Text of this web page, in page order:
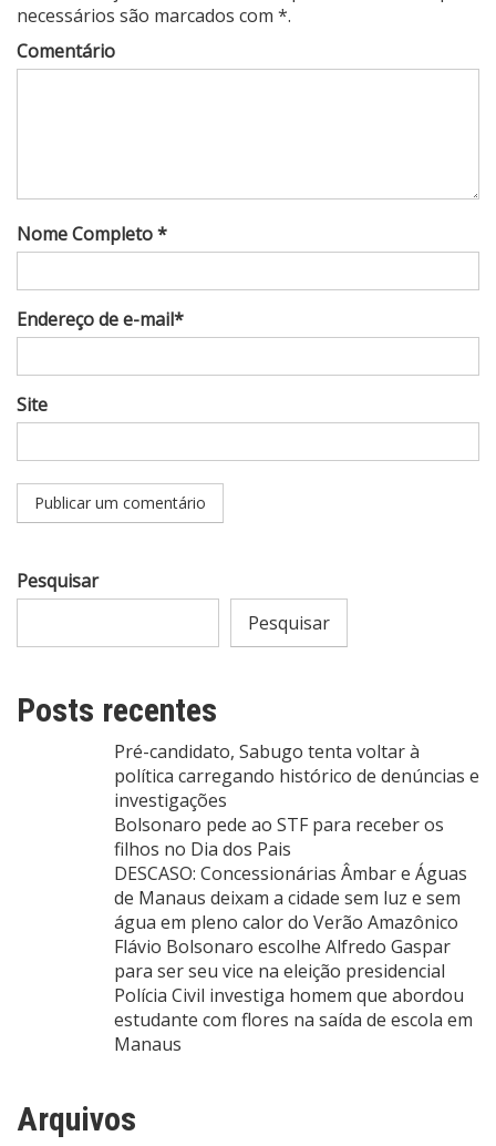
necessários são marcados com *.
Comentário
Nome Completo *
Endereço de e-mail*
Site
Pesquisar
Pesquisar
Posts recentes
Pré-candidato, Sabugo tenta voltar à
política carregando histórico de denúncias e
investigações
Bolsonaro pede ao STF para receber os
filhos no Dia dos Pais
DESCASO: Concessionárias Âmbar e Águas
de Manaus deixam a cidade sem luz e sem
água em pleno calor do Verão Amazônico
Flávio Bolsonaro escolhe Alfredo Gaspar
para ser seu vice na eleição presidencial
Polícia Civil investiga homem que abordou
estudante com flores na saída de escola em
Manaus
Arquivos